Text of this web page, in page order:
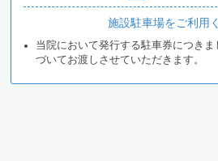
施設駐車場をご利用
当院において発行する駐車券につき
づいてお渡しさせていただきます。